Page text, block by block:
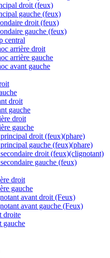
droit (feux)
gauche (feux)
droit (feux)
gauche (feux)
central
arrière droit
arrière gauche
avant gauche
droit
gauche
droit
gauche
droit (feux)(phare)
gauche (feux)(phare)
droit (feux)(clignotant)
gauche (feux)
droit
gauche
avant droit (Feux)
avant gauche (Feux)
droite
gauche